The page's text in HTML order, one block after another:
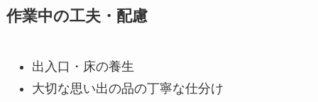
作業中の工夫・配慮
出入口・床の養生
大切な思い出の品の丁寧な仕分け